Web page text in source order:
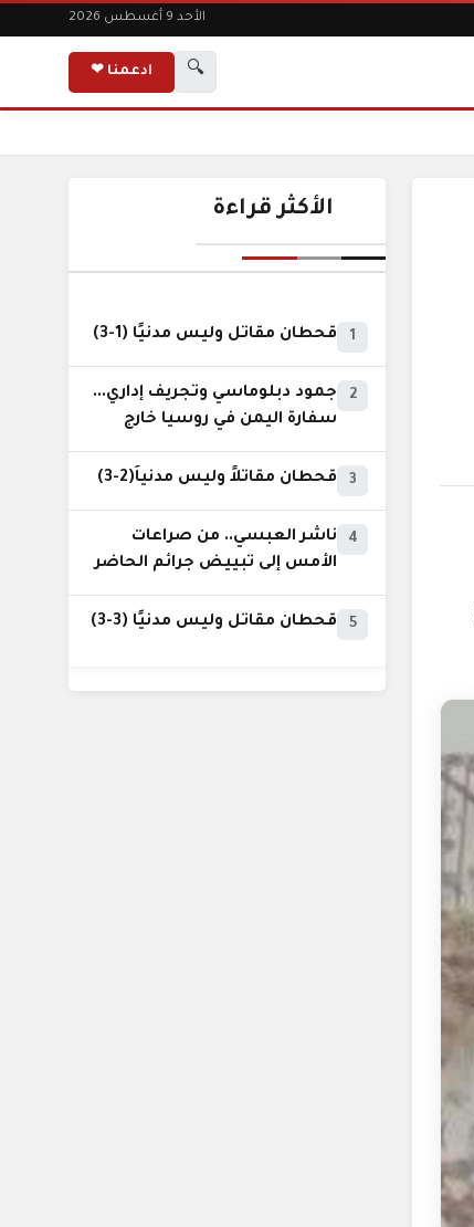
الأحد 9 أغسطس 2026
🔍 ادعمنا ❤
الأكثر قراءة
1 قحطان مقاتل وليس مدنيًا (1-3)
2
جمود دبلوماسي وتجريف إداري...
سفارة اليمن في روسيا خارج
3 قحطان مقاتلاً وليس مدنياً(2-3)
4
ناشر العبسي.. من صراعات
الأمس إلى تبييض جرائم الحاضر
5 قحطان مقاتل وليس مدنيًا (3-3)